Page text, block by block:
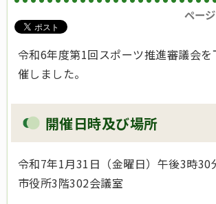
ペー
令和6年度第1回スポーツ推進審議会
催しました。
開催日時及び場所
令和7年1月31日（金曜日）午後3時30
市役所3階302会議室